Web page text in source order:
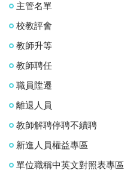
主管名單
校教評會
教師升等
教師聘任
職員陞遷
離退人員
教師解聘停聘不續聘
新進人員權益專區
單位職稱中英文對照表專區